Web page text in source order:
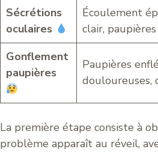
Sécrétions
oculaires
Écoulement
clair,
Gonflement
paupières
Paupières
douloureuses,
La première étape consiste à
problème apparaît au réveil,